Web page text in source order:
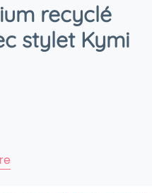
recyclé
stylet Kymi